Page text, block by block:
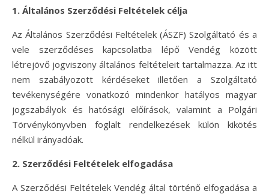
1. Általános Szerződési Feltételek célja
Az Általános Szerződési Feltételek (ÁSZF) Szolgáltató és a
vele szerződéses kapcsolatba lépő Vendég között
létrejövő jogviszony általános feltételeit tartalmazza. Az itt
nem szabályozott kérdéseket illetően a Szolgáltató
tevékenységére vonatkozó mindenkor hatályos magyar
jogszabályok és hatósági előírások, valamint a Polgári
Törvénykönyvben foglalt rendelkezések külön kikötés
nélkül irányadóak.
2. Szerződési Feltételek elfogadása
A Szerződési Feltételek Vendég által történő elfogadása a